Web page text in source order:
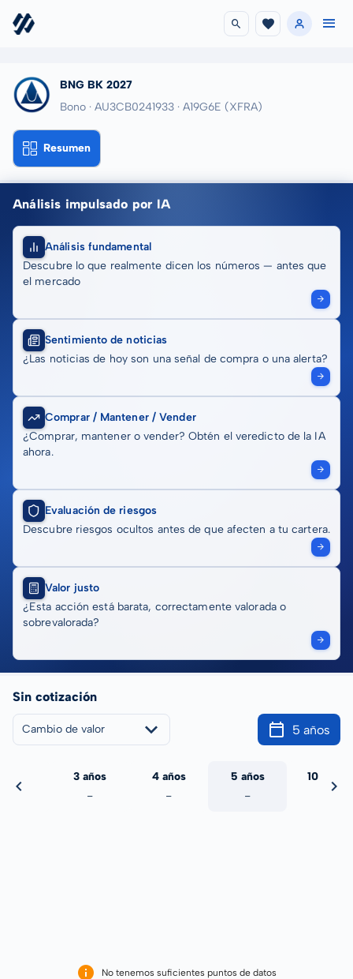
BNG BK 2027
Bono · AU3CB0241933 · A19G6E (XFRA)
Resumen
Análisis impulsado por IA
Análisis fundamental
Descubre lo que realmente dicen los números — antes que
el mercado
Sentimiento de noticias
¿Las noticias de hoy son una señal de compra o una alerta?
Comprar / Mantener / Vender
¿Comprar, mantener o vender? Obtén el veredicto de la IA
ahora.
Evaluación de riesgos
Descubre riesgos ocultos antes de que afecten a tu cartera.
Valor justo
¿Esta acción está barata, correctamente valorada o
sobrevalorada?
Sin cotización
Cambio de valor 5 años
3 años
-
4 años
-
5 años
-
10 años
No tenemos suficientes puntos de datos